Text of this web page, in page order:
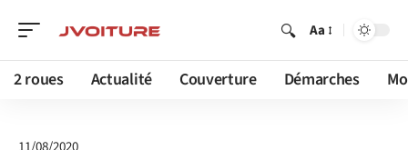
Aa
2 roues Actualité Couverture Démarches